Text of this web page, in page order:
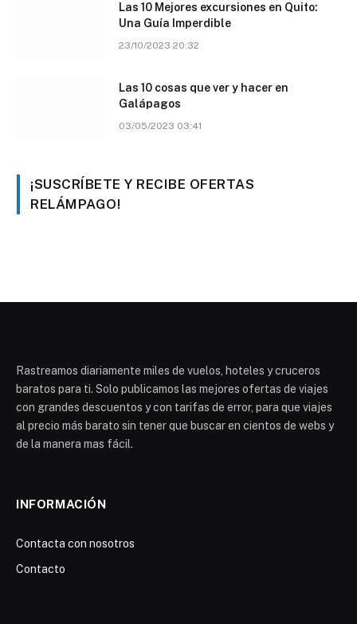
Las 10 Mejores excursiones en Quito:
Una Guía Imperdible
23/10/2023 20:32
Las 10 cosas que ver y hacer en
Galápagos
03/05/2023 03:41
¡SUSCRÍBETE Y RECIBE OFERTAS
RELÁMPAGO!
Rastreamos diariamente miles de vuelos, hoteles y cruceros
baratos para ti. Solo publicamos las mejores ofertas de viajes
con grandes descuentos y con tarifas de error, para que viajes
al precio más barato sin tener que buscar en cientos de webs y
de la manera mas fácil.
INFORMACIÓN
Contacta con nosotros
Contacto